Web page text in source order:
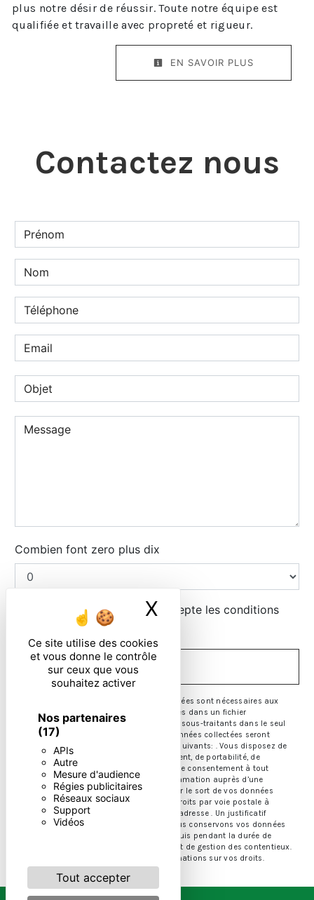
Ce site utilise des cookies
et vous donne le contrôle
sur ceux que vous
souhaitez activer
Nos partenaires
(17)
APIs
Autre
Mesure d'audience
Régies publicitaires
Réseaux sociaux
Support
Vidéos
Tout accepter
X Masquer le
plus notre désir de réussir. Toute notre équipe est
qualifiée et travaille avec propreté et rigueur.
EN SAVOIR PLUS
Contactez nous
Combien font zero plus dix
En cochant cette case, j'accepte les conditions
particulières ci-dessous **
ENVOYER
** Les données personnelles communiquées sont nécessaires aux
fins de vous contacter et sont enregistrées dans un fichier
informatisé. Elles sont destinées à et ses sous-traitants dans le seul
but de répondre à votre message. Les données collectées seront
communiquées aux seuls destinataires suivants: . Vous disposez de
droits d’accès, de rectification, d’effacement, de portabilité, de
limitation, d’opposition, de retrait de votre consentement à tout
moment et du droit d’introduire une réclamation auprès d’une
autorité de contrôle, ainsi que d’organiser le sort de vos données
post-mortem. Vous pouvez exercer ces droits par voie postale à
l'adresse ou par courrier électronique à l'adresse . Un justificatif
d'identité pourra vous être demandé. Nous conservons vos données
pendant la période de prise de contact puis pendant la durée de
prescription légale aux fins probatoires et de gestion des contentieux.
Consultez le site cnil.fr pour plus d’informations sur vos droits.